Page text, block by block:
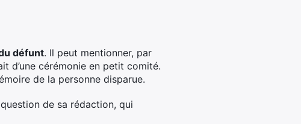
défunt. Il peut mentionner, par
d’une cérémonie en petit comité.
de la personne disparue.
de sa rédaction, qui